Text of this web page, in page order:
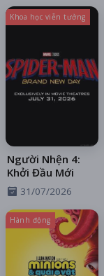
Khoa học viễn tưởng
Người Nhện 4:
Khởi Đầu Mới
31/07/2026
Hành động